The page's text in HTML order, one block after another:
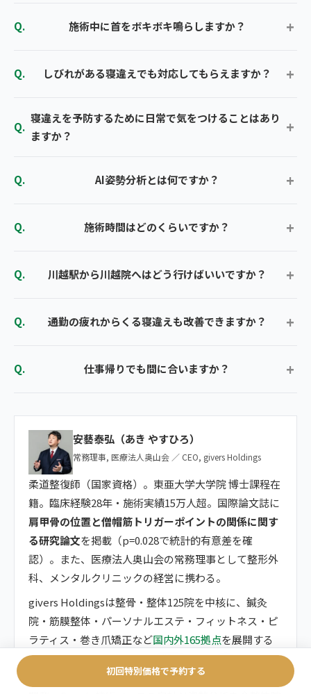
施術中に首をボキボキ鳴らしますか？
しびれがある寝違えでも対応してもらえますか？
寝違えを予防するために日常で気をつけることはあり
ますか？
AI姿勢分析とは何ですか？
施術時間はどのくらいですか？
川越駅から川越院へはどう行けばいいですか？
通勤の疲れからくる寝違えも改善できますか？
仕事帰りでも間に合いますか？
安藝泰弘（あき やすひろ）
常務理事, 医療法人奥山会 ／ CEO, givers Holdings
柔道整復師（国家資格）。東亜大学大学院 博士課程在
籍。臨床経験28年・施術実績15万人超。国際論文誌に
肩甲骨の位置と僧帽筋トリガーポイントの関係に関す
る研究論文を掲載（p=0.028で統計的有意差を確
認）。また、医療法人奥山会の常務理事として整形外
科、メンタルクリニックの経営に携わる。
givers Holdingsは整骨・整体125院を中核に、鍼灸
院・筋膜整体・パーソナルエステ・フィットネス・ピ
ラティス・巻き爪矯正など国内外165拠点を展開する
ヘルスケアグループです。年間約80万人来院、口コミ
総数20,257件・平均評価4.8。独自giversメソッドGIFT
初回特別価格で予約する